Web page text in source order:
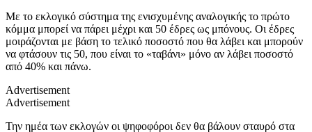
Με το εκλογικό σύστημα της ενισχυμένης αναλογικής το πρώτο
κόμμα μπορεί να πάρει μέχρι και 50 έδρες ως μπόνους. Οι έδρες
μοιράζονται με βάση το τελικό ποσοστό που θα λάβει και μπορούν
να φτάσουν τις 50, που είναι το «ταβάνι» μόνο αν λάβει ποσοστό
από 40% και πάνω.
Advertisement
Advertisement
Την ημέα των εκλογών οι ψηφοφόροι δεν θα βάλουν σταυρό στα